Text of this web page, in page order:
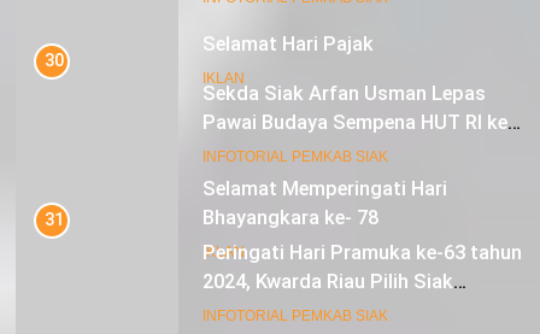
Selamat Hari Pajak
IKLAN
Selamat Memperingati Hari
Bhayangkara ke- 78
IKLAN
30
Sekda Siak Arfan Usman Lepas
Pawai Budaya Sempena HUT RI ke-
79
INFOTORIAL PEMKAB SIAK
31
Peringati Hari Pramuka ke-63 tahun
2024, Kwarda Riau Pilih Siak
Sebagai Tuan Rumah
INFOTORIAL PEMKAB SIAK